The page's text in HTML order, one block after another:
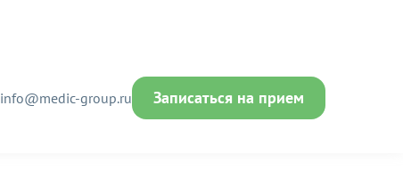
info@medic-group.ru Записаться на прием